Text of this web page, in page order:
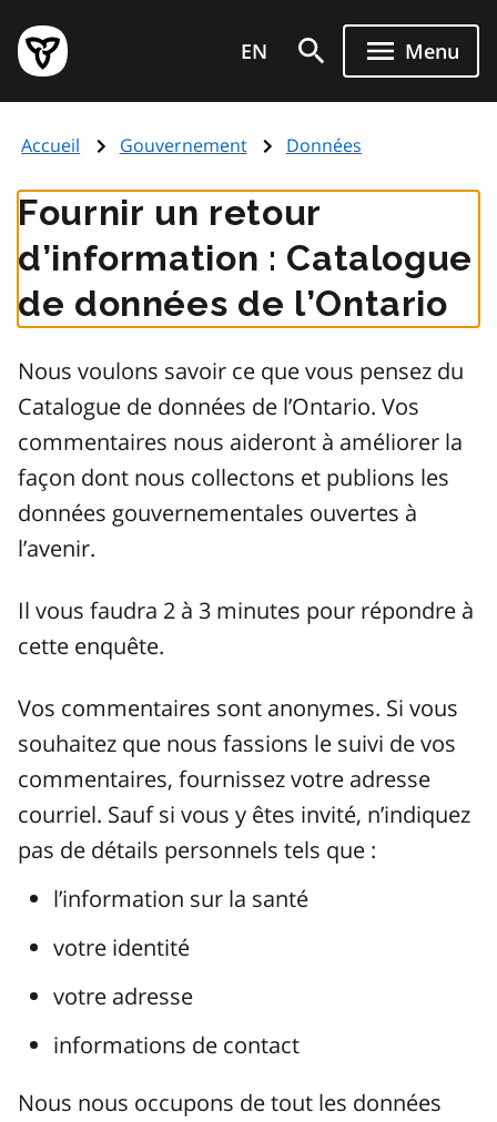
au
contenu
principal
Page
d'accueil
de
EN Menu
Accueil Gouvernement Données
Fournir un retour
d’information : Catalogue
de données de l’Ontario
Nous voulons savoir ce que vous pensez du
Catalogue de données de l’Ontario. Vos
commentaires nous aideront à améliorer la
façon dont nous collectons et publions les
données gouvernementales ouvertes à
l’avenir.
Il vous faudra 2 à 3 minutes pour répondre à
cette enquête.
Vos commentaires sont anonymes. Si vous
souhaitez que nous fassions le suivi de vos
commentaires, fournissez votre adresse
courriel. Sauf si vous y êtes invité, n’indiquez
pas de détails personnels tels que :
l’information sur la santé
votre identité
votre adresse
informations de contact
Nous nous occupons de tout les données